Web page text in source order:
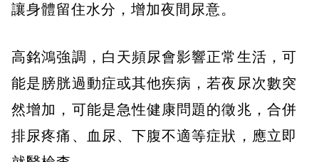
讓身體留住水分，增加夜間尿意。
高銘鴻強調，白天頻尿會影響正常生活，可
能是膀胱過動症或其他疾病，若夜尿次數突
然增加，可能是急性健康問題的徵兆，合併
排尿疼痛、血尿、下腹不適等症狀，應立即